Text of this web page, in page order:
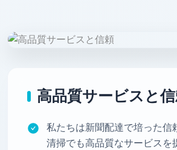
高品質サービスと
私たちは新聞配達で培った信
清掃でも高品質なサービスを